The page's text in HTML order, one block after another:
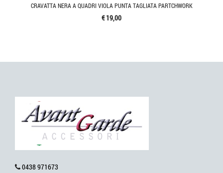
CRAVATTA NERA A QUADRI VIOLA PUNTA TAGLIATA PARTCHWORK
€ 19,00
0438 971673